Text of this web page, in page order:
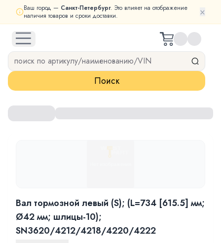
Ваш город — Санкт-Петербург. Это влияет на отображение
наличия товаров и сроки доставки.
×
open navigation menu
Поиск
Вал тормозной левый (S); (L=734 [615.5] мм;
Ø42 мм; шлицы-10);
SN3620/4212/4218/4220/4222